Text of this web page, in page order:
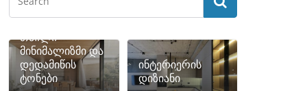
თბილი
მინიმალიზმი და
დედამიწის
ტონები
ინტერიერის
დიზიანი